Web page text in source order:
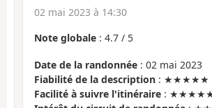
02 mai 2023 à 14:30
Note globale : 4.7 / 5
Date de la randonnée : 02 mai 2023
Fiabilité de la description : ★★★★★
Facilité à suivre l'itinéraire : ★★★★★